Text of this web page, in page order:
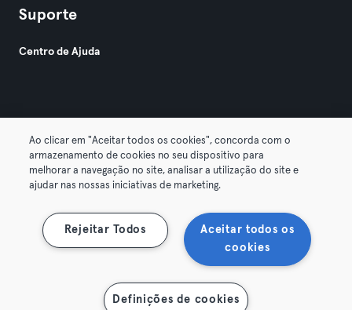
Ver mapa
Suporte
Centro de Ajuda
© 2026 Urban Sports Group GmbH. All rights reserved.
Termos & Condições Privacidade
Cancelar contratos aqui
Ao clicar em "Aceitar todos os cookies", concorda com o
armazenamento de cookies no seu dispositivo para
melhorar a navegação no site, analisar a utilização do site e
ajudar nas nossas iniciativas de marketing.
Aceitar todos os
cookies
Rejeitar Todos
Definições de cookies